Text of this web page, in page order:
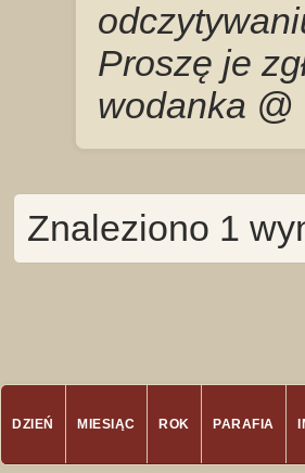
Proszę je
wodanka @
Znaleziono 1
DZIEŃ MIESIĄC ROK PARAFIA